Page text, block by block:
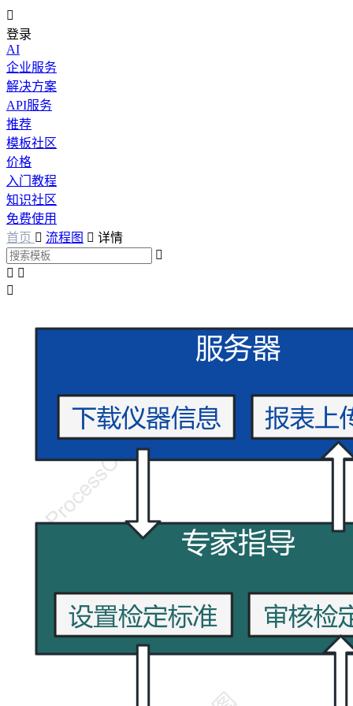

登录
AI
企业服务
解决方案
API服务
推荐
模板社区
价格
入门教程
知识社区
免费使用
首页  流程图  详情

 
